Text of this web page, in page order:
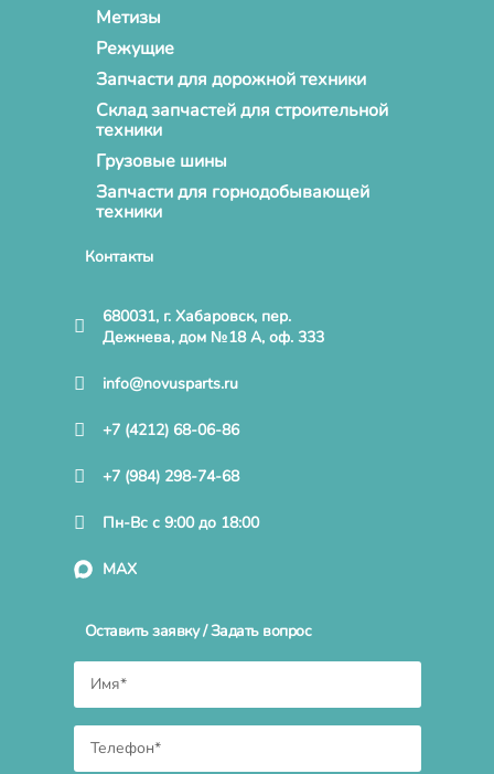
Метизы
Режущие
Запчасти для дорожной техники
Склад запчастей для строительной
техники
Грузовые шины
Запчасти для горнодобывающей
техники
Контакты
680031, г. Хабаровск, пер.
Дежнева, дом №18 А, оф. 333
info@novusparts.ru
+7 (4212) 68-06-86
+7 (984) 298-74-68
Пн-Вс с 9:00 до 18:00
MAX
Оставить заявку / Задать вопрос